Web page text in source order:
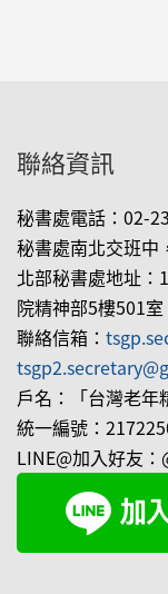
聯絡資訊
秘書處電話：02-
秘書處南北交班中
北部秘書處地址：
院精神部5樓501室
聯絡信箱：
戶名：「台灣老年
統一編號：
LINE@加入好友